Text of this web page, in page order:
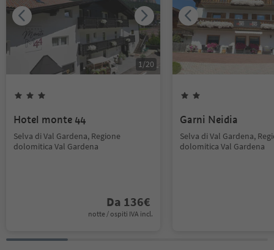
1/20
Hotel monte 44
Selva di Val Gardena, Regione
dolomitica Val Gardena
Da 136€
notte / ospiti IVA incl.
Garni Neidia
Selva di Val Gardena,
dolomitica Val Gardena